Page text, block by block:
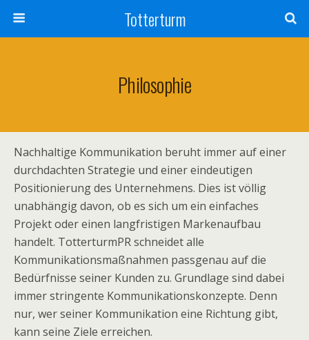
Totterturm
Philosophie
Nachhaltige Kommunikation beruht immer auf einer
durchdachten Strategie und einer eindeutigen
Positionierung des Unternehmens. Dies ist völlig
unabhängig davon, ob es sich um ein einfaches
Projekt oder einen langfristigen Markenaufbau
handelt. TotterturmPR schneidet alle
Kommunikationsmaßnahmen passgenau auf die
Bedürfnisse seiner Kunden zu. Grundlage sind dabei
immer stringente Kommunikationskonzepte. Denn
nur, wer seiner Kommunikation eine Richtung gibt,
kann seine Ziele erreichen.